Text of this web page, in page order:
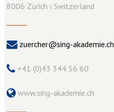
8006 Zürich ⏐ Switzerland
zuercher@sing-akademie.ch
+41 (0)43 344 56 60
www.sing-akademie.ch